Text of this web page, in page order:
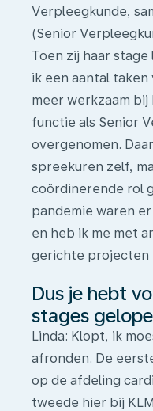
Verpleegkunde,
(Senior
Toen zij haar
ik een aantal taken
meer werkzaam bij
functie als Senior
overgenomen.
spreekuren zelf,
coördinerende rol
pandemie waren
en heb ik me met
gerichte projecten
Dus je hebt
stages
Linda: Klopt, ik
afronden. De
op de afdeling
tweede hier bij